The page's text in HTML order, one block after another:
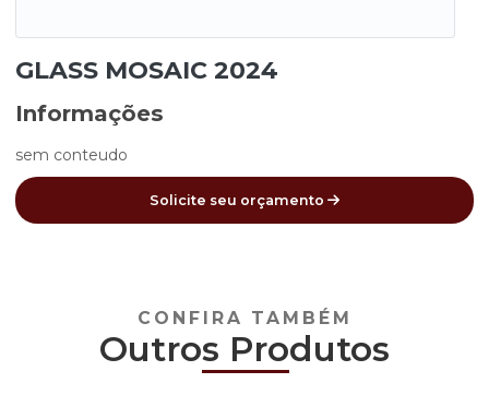
GLASS MOSAIC 2024
Informações
sem conteudo
Solicite seu orçamento
CONFIRA TAMBÉM
Outros Produtos